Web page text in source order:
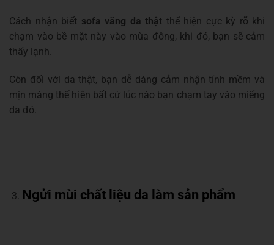
Cách nhận biết sofa văng da thật thể hiện cực kỳ rõ khi
chạm vào bề mặt này vào mùa đông, khi đó, bạn sẽ cảm
thấy lạnh.
Còn đối với da thật, bạn dễ dàng cảm nhận tính mềm và
mịn màng thể hiện bất cứ lúc nào bạn chạm tay vào miếng
da đó.
Ngửi mùi chất liệu da làm sản phẩm